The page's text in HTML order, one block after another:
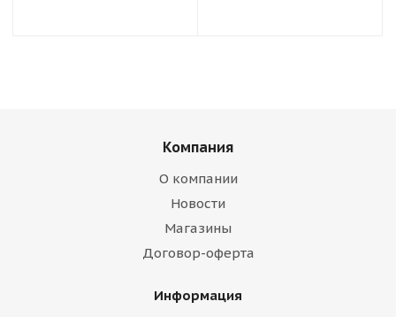
Компания
О компании
Новости
Магазины
Договор-оферта
Информация